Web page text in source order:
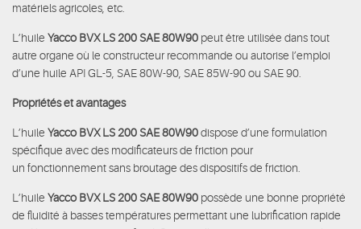
matériels agricoles, etc.
L’huile Yacco BVX LS 200 SAE 80W90 peut être utilisée dans tout
autre organe où le constructeur recommande ou autorise l’emploi
d’une huile API GL-5, SAE 80W-90, SAE 85W-90 ou SAE 90.
Propriétés et avantages
L’huile Yacco BVX LS 200 SAE 80W90dispose d’une formulation
spécifique avec des modificateurs de friction pour
un fonctionnement sans broutage des dispositifs de friction.
L’huile Yacco BVX LS 200 SAE 80W90 possède une bonne propriété
de fluidité à basses températures permettant une lubrification rapide